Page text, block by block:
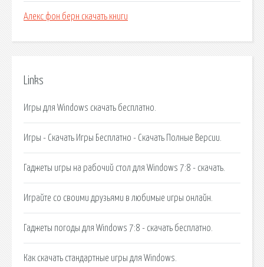
Алекс фон берн скачать книги
Links
Игры для Windows скачать бесплатно.
Игры - Скачать Игры Бесплатно - Скачать Полные Версии.
Гаджеты игры на рабочий стол для Windows 7:8 - скачать.
Играйте со своими друзьями в любимые игры онлайн.
Гаджеты погоды для Windows 7:8 - скачать бесплатно.
Как скачать стандартные игры для Windows.